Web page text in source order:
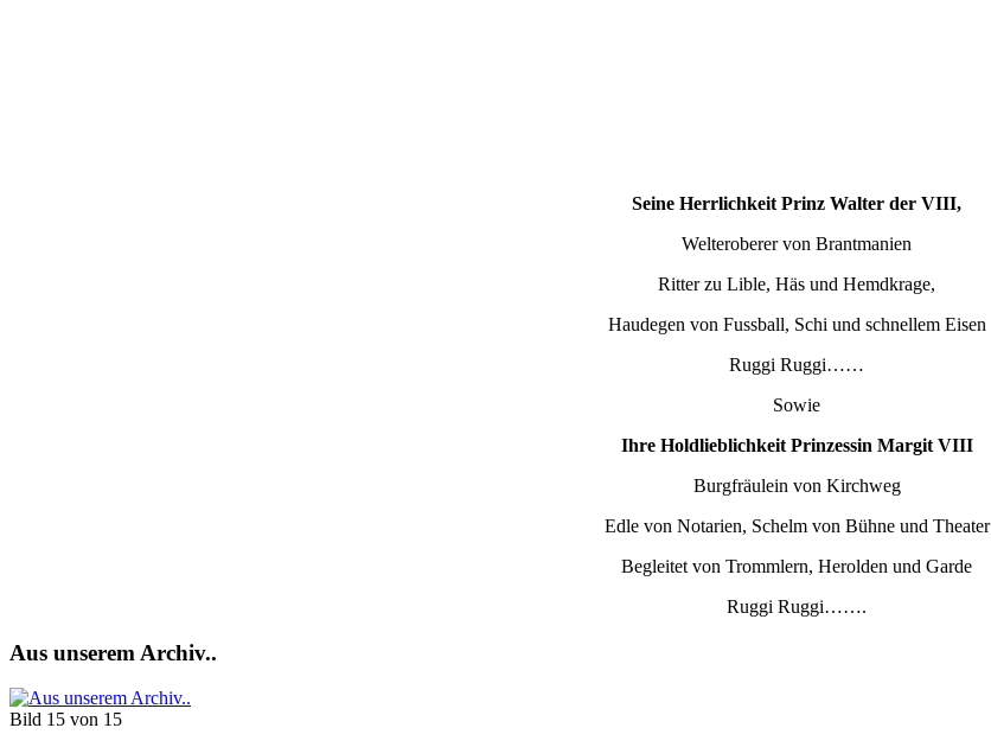
Seine Herrlichkeit Prinz Walter der VIII,
Welteroberer von Brantmanien
Ritter zu Lible, Häs und Hemdkrage,
Haudegen von Fussball, Schi und schnellem Eisen
Ruggi Ruggi……
Sowie
Ihre Holdlieblichkeit Prinzessin Margit VIII
Burgfräulein von Kirchweg
Edle von Notarien, Schelm von Bühne und Theater
Begleitet von Trommlern, Herolden und Garde
Ruggi Ruggi…….
Aus unserem Archiv..
Bild 15 von 15